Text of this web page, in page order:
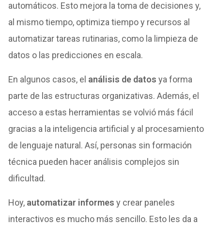
automáticos. Esto mejora la toma de decisiones y,
al mismo tiempo, optimiza tiempo y recursos al
automatizar tareas rutinarias, como la limpieza de
datos o las predicciones en escala.
En algunos casos, el análisis de datos ya forma
parte de las estructuras organizativas. Además, el
acceso a estas herramientas se volvió más fácil
gracias a la inteligencia artificial y al procesamiento
de lenguaje natural. Así, personas sin formación
técnica pueden hacer análisis complejos sin
dificultad.
Hoy, automatizar informes y crear paneles
interactivos es mucho más sencillo. Esto les da a